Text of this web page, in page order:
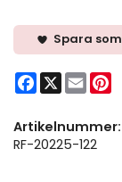
Spara
Facebook
X Email
Artikelnummer:
RF-20225-122